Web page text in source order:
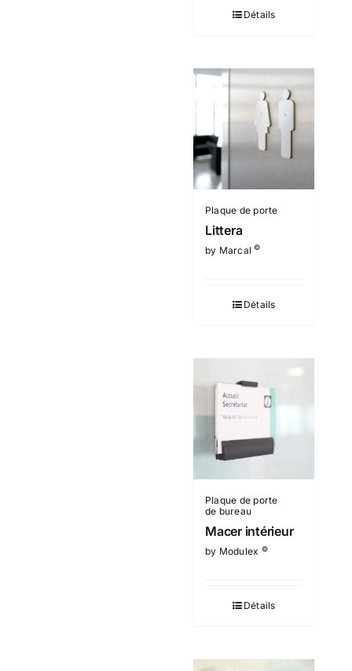
Détails
Plaque de porte
Littera
by Marcal©
Détails
Plaque de porte
de bureau
Macer intérieur
by Modulex ©
Détails